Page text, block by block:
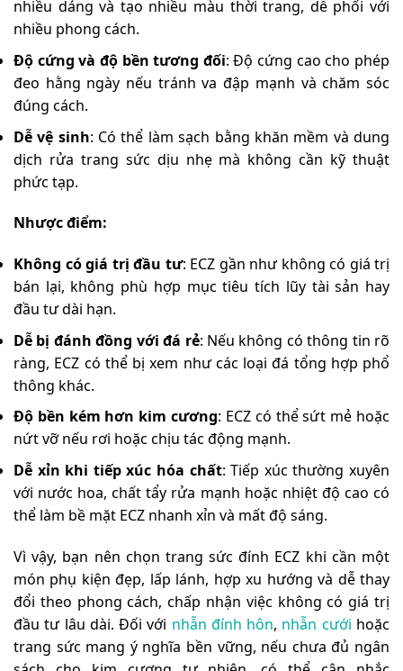
nhiều dáng và tạo nhiều màu thời trang, dễ phối với
nhiều phong cách.
Độ cứng và độ bền tương đối: Độ cứng cao cho phép
đeo hằng ngày nếu tránh va đập mạnh và chăm sóc
đúng cách.
Dễ vệ sinh: Có thể làm sạch bằng khăn mềm và dung
dịch rửa trang sức dịu nhẹ mà không cần kỹ thuật
phức tạp.
Nhược điểm:
Không có giá trị đầu tư: ECZ gần như không có giá trị
bán lại, không phù hợp mục tiêu tích lũy tài sản hay
đầu tư dài hạn.
Dễ bị đánh đồng với đá rẻ: Nếu không có thông tin rõ
ràng, ECZ có thể bị xem như các loại đá tổng hợp phổ
thông khác.
Độ bền kém hơn kim cương: ECZ có thể sứt mẻ hoặc
nứt vỡ nếu rơi hoặc chịu tác động mạnh.
Dễ xỉn khi tiếp xúc hóa chất: Tiếp xúc thường xuyên
với nước hoa, chất tẩy rửa mạnh hoặc nhiệt độ cao có
thể làm bề mặt ECZ nhanh xỉn và mất độ sáng.
Vì vậy, bạn nên chọn trang sức đính ECZ khi cần một
món phụ kiện đẹp, lấp lánh, hợp xu hướng và dễ thay
đổi theo phong cách, chấp nhận việc không có giá trị
đầu tư lâu dài. Đối với nhẫn đính hôn, nhẫn cưới hoặc
trang sức mang ý nghĩa bền vững, nếu chưa đủ ngân